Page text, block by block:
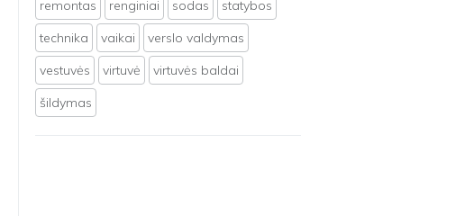
remontas
renginiai sodas
statybos
technika
vaikai
verslo valdymas
vestuvės
virtuvė
virtuvės baldai
šildymas